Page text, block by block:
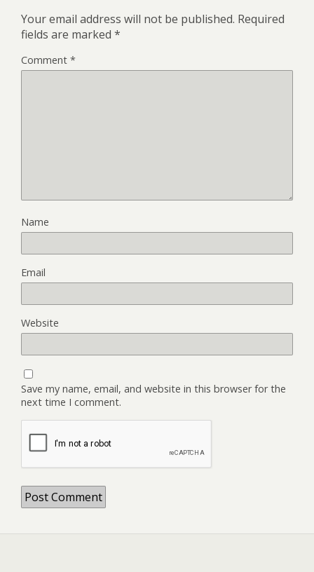
Your email address will not be published. Required
fields are marked *
Comment *
Name
Email
Website
Save my name, email, and website in this browser for the
next time I comment.